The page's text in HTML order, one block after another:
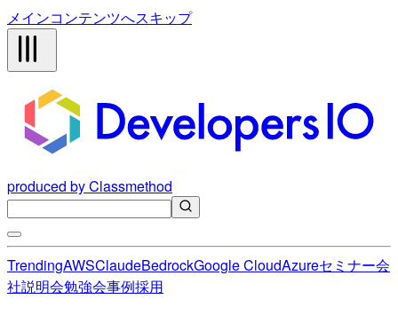
メインコンテンツへスキップ
produced by Classmethod
TrendingAWSClaudeBedrockGoogle CloudAzureセミナー会
社説明会勉強会事例採用